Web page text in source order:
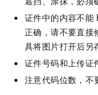
证件中的内容不能
正确，请不要直接
具将图片打开后另
证件号码和上传证
注意代码位数，不